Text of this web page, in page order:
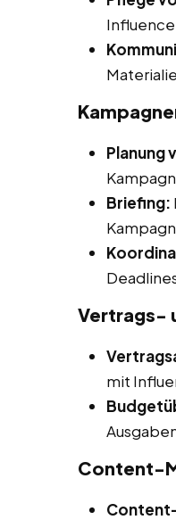
Planung
Briefing:
Vertrags-
mit
Content-